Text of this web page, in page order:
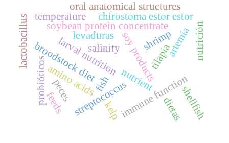
soy products
soybean protein concentrate
shrimp
amino acidsfish nutrient
immune function
broodstock diet
larval nutrition
probióticos tilapia
streptococcus
lactobacillus chirostoma estor estor
oral anatomical structures
temperature
salinity
levaduras
peces shellfish
feeds
artemianutrición
dietas
kelp